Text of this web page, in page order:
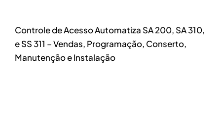
Controle de Acesso Automatiza SA 200, SA 310,
e SS 311 – Vendas, Programação, Conserto,
Manutenção e Instalação